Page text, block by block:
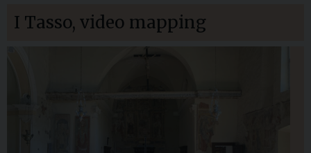
I Tasso, video mapping